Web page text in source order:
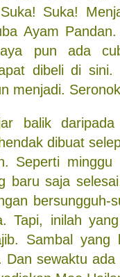
Suka!
Ayam
pun ada
dibeli di sini.
menjadi.
balik
dibuat
Seperti
baru saja
bersungguh-
Tapi, inilah
Sambal yang
Dan sewaktu ada